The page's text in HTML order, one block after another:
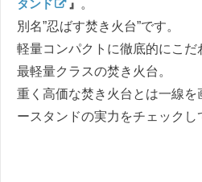
タンド
』 。
別名”忍ばす焚き火台”です。
軽量コンパクトに徹底的にこ
最軽量クラスの焚き火台。
重く高価な焚き火台とは一線
ースタンドの実力をチェックし